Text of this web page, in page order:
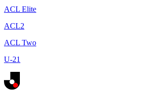
ACL Elite
ACL2
ACL Two
U-21